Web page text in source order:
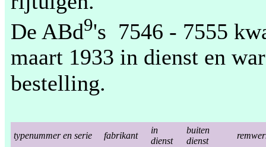
De ABd9's 7546 - 7555
maart 1933 in dienst en
bestelling.
typenummer en serie fabrikant
in
dienst
buiten
dienst